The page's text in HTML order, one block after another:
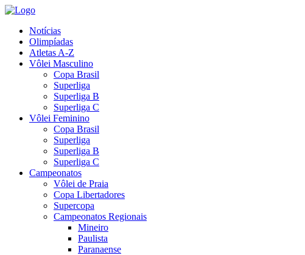
Notícias
Olimpíadas
Atletas A-Z
Vôlei Masculino
Copa Brasil
Superliga
Superliga B
Superliga C
Vôlei Feminino
Copa Brasil
Superliga
Superliga B
Superliga C
Campeonatos
Vôlei de Praia
Copa Libertadores
Supercopa
Campeonatos Regionais
Mineiro
Paulista
Paranaense